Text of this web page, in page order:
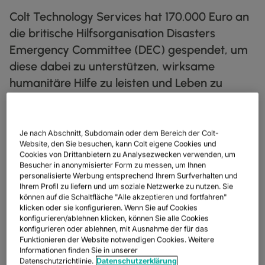
globe_book IP‑TRANSIT
ENTDECKEN
map NETZWERK‑KARTE
DATENBLÄTTER
GROSSHANDEL & HYPERSCALER
DIGITALE
GLOBALE PLATTFORM
Wir vereinen Ihr digitales Ökosystem in einer sicheren, intelligenten
Plattform.
DIENSTLEISTUNGEN
REALE ERGEBNISSE
Intelligente Lösungen, die das Verbinden, Skalieren und Wachsen
NETZWERK SPRACHE & UC
SICHERHEIT
INFRASTRUKTURNETZDIENSTE
DUNKLE GLASFASER
UNSER NETZWERK PARTNER ESG UNSER TEAM
UNSER NETZWERK
RESSOURCEN
Colt Technology Services hat 170.000 Euro an
die britische Hilfsorganisation Disasters
Emergency Committee (DEC) gespendet, um
diese dabei zu unterstützen, wirksame
humanitäre Hilfe zu leisten und Leben zu
dieses Jahres gesammelt.
Spende unterstützt das britische Disasters Emergency
Committee
Frankfurt, 13.09.2022, Colt Technology Services hat 170.000
Euro an die britische Hilfsorganisation Disasters Emergency
Committee (DEC) gespendet, um diese dabei zu unterstützen,
wirksame humanitäre Hilfe zu leisten und Leben zu retten, zu
schützen und Existenzen wieder aufzubauen.
Je nach Abschnitt, Subdomain oder dem Bereich der Colt-
Website, den Sie besuchen, kann Colt eigene Cookies und
Cookies von Drittanbietern zu Analysezwecken verwenden, um
Besucher in anonymisierter Form zu messen, um Ihnen
personalisierte Werbung entsprechend Ihrem Surfverhalten und
Ihrem Profil zu liefern und um soziale Netzwerke zu nutzen. Sie
können auf die Schaltfläche "Alle akzeptieren und fortfahren"
klicken oder sie konfigurieren. Wenn Sie auf Cookies
konfigurieren/ablehnen klicken, können Sie alle Cookies
konfigurieren oder ablehnen, mit Ausnahme der für das
Funktionieren der Website notwendigen Cookies. Weitere
Informationen finden Sie in unserer
Datenschutzrichtlinie. Datenschutzerklärung